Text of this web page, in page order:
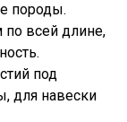
породы.
всей длине,
под
для навески